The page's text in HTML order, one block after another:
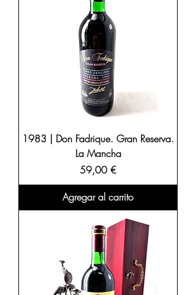
1983 | Don Fadrique. Gran Reserva.
La Mancha
Precio
59,00 €
Agregar al carrito